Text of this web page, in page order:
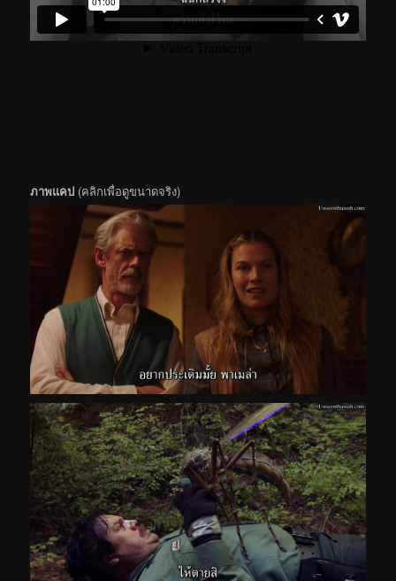
ภาพแคป (คลิกเพื่อดูขนาดจริง)